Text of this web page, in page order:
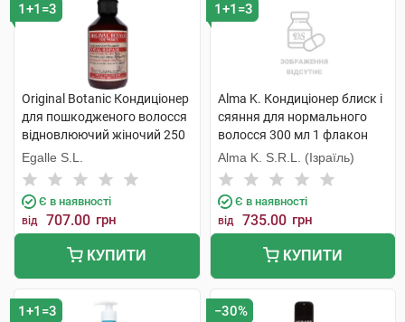
1+1=3
Original Botanic Кондиціонер
для пошкодженого волосся
відновлюючий жіночий 250
мл 1 флакон
Egalle S.L.
Є в наявності
від 707.00 грн
КУПИТИ
1+1=3
Alma K. Кондиціонер блиск і
сяяння для нормального
волосся 300 мл 1 флакон
Alma K. S.R.L. (Ізраїль)
Є в наявності
від 735.00 грн
КУПИТИ
1+1=3 −30%